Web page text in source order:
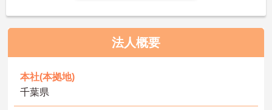
法人概要
本社(本拠地)
千葉県